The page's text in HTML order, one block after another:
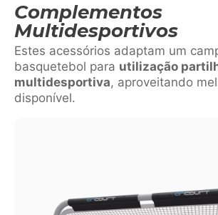
Complementos
Multidesportivos
Estes acessórios adaptam um
basquetebol para utilização
multidesportiva, aproveitando
disponível.